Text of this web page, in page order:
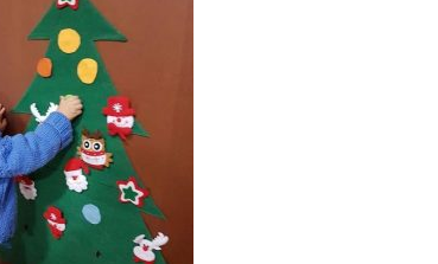
I
O
N
E
P
R